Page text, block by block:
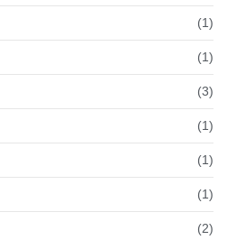
(1)
(1)
(3)
(1)
(1)
(1)
(2)